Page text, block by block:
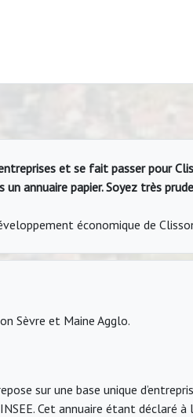
et se fait passer pour
annuaire papier. Soyez très
économique de
Sèvre et Maine Agglo.
sur une base unique
Cet annuaire étant déclaré